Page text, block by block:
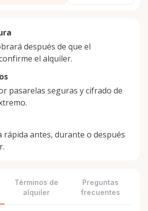
después de que el
el alquiler.
pasarelas seguras y cifrado de
rápida antes, durante o después
Términos de
alquiler
Preguntas
frecuentes